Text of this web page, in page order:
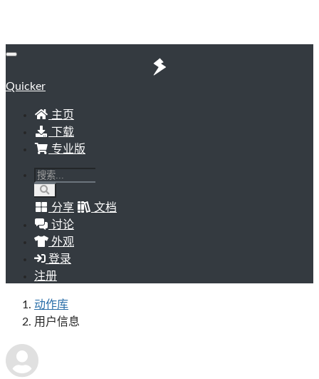
Quicker
主页
下载
专业版
分享
文档
讨论
外观
登录
注册
动作库
用户信息